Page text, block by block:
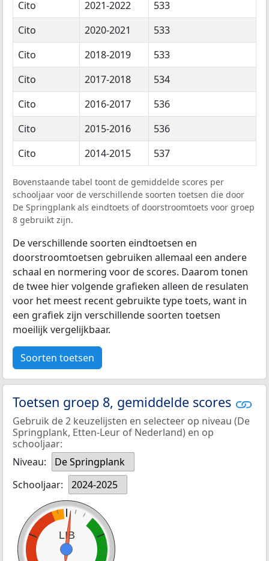
Cito
2021-2022
533
Cito
2020-2021
533
Cito
2018-2019
533
Cito
2017-2018
534
Cito
2016-2017
536
Cito
2015-2016
536
Cito
2014-2015 537
Bovenstaande tabel toont de gemiddelde scores per
schooljaar voor de verschillende soorten toetsen die door
De Springplank als eindtoets of doorstroomtoets voor groep
8 gebruikt zijn.
De verschillende soorten eindtoetsen en
doorstroomtoetsen gebruiken allemaal een andere
schaal en normering voor de scores. Daarom tonen
de twee hier volgende grafieken alleen de resulaten
voor het meest recent gebruikte type toets, want in
een grafiek zijn verschillende soorten toetsen
moeilijk vergelijkbaar.
Soorten toetsen
Toetsen groep 8, gemiddelde scores
Gebruik de 2 keuzelijsten en selecteer op niveau (De
Springplank, Etten-Leur of Nederland) en op
schooljaar:
Niveau:
De Springplank
Schooljaar:
2024-2025
LIB